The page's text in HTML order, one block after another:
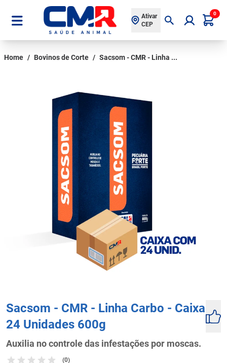
Ativar
CEP
0
Home / Bovinos de Corte / Sacsom - CMR - Linha ...
Sacsom - CMR - Linha Carbo - Caixa
24 Unidades 600g
Auxilia no controle das infestações por moscas.
(0)